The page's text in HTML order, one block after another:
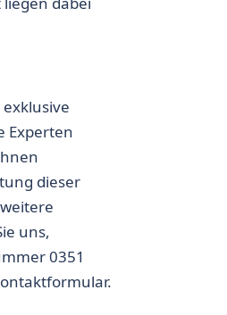
Experten
dieser
uns,
0351
.